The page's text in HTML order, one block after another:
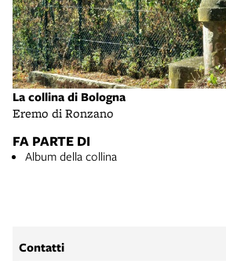
La collina di Bologna
Eremo di Ronzano
FA PARTE DI
Album della collina
Contatti